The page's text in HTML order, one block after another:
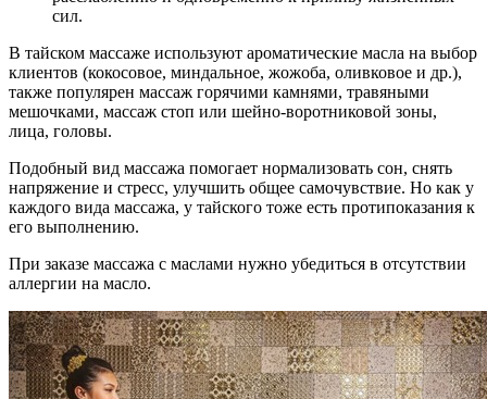
сил.
В тайском массаже используют ароматические масла на выбор
клиентов (кокосовое, миндальное, жожоба, оливковое и др.),
также популярен массаж горячими камнями, травяными
мешочками, массаж стоп или шейно-воротниковой зоны,
лица, головы.
Подобный вид массажа помогает нормализовать сон, снять
напряжение и стресс, улучшить общее самочувствие. Но как у
каждого вида массажа, у тайского тоже есть протипоказания к
его выполнению.
При заказе массажа с маслами нужно убедиться в отсутствии
аллергии на масло.